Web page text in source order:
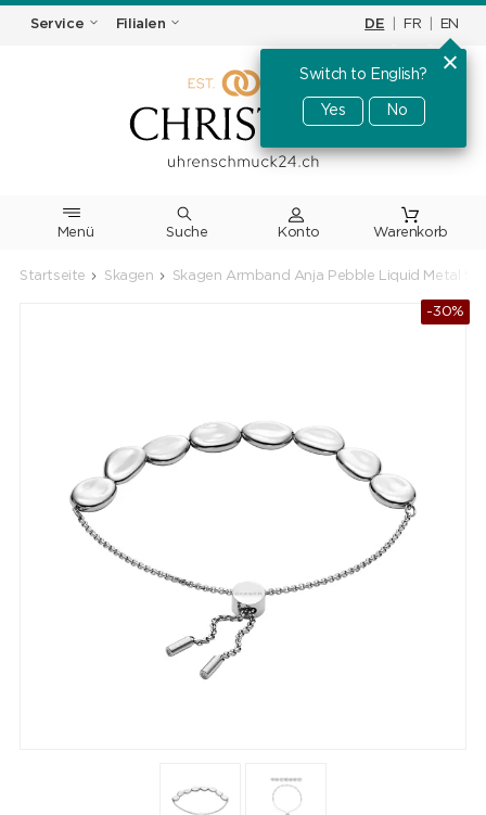
Service Filialen DE FR EN
Switch to English?
Yes No
Menü Suche Warenkorb
Startseite Skagen Skagen Armband Anja Pebble Liquid Metal
-30%